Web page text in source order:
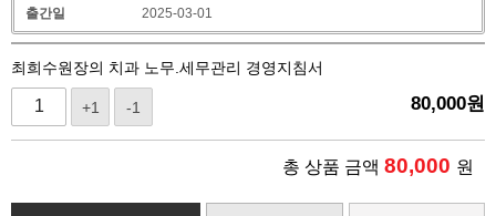
출간일
2025-03-01
최희수원장의 치과 노무.세무관리 경영지침서
+1 -1 80,000원
총 상품 금액 80,000 원